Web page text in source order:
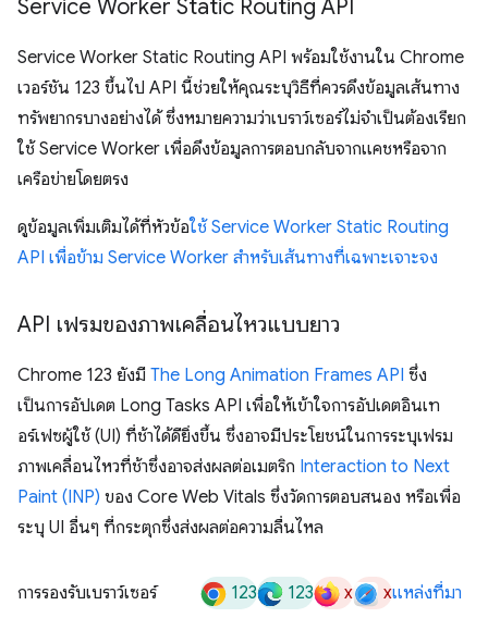
Service Worker Static Routing API
Service Worker Static Routing API พร้อมใช้งานใน Chrome
เวอร์ชัน 123 ขึ้นไป API นี้ช่วยให้คุณระบุวิธีที่ควรดึงข้อมูลเส้นทาง
ทรัพยากรบางอย่างได้ ซึ่งหมายความว่าเบราว์เซอร์ไม่จําเป็นต้องเรียก
ใช้ Service Worker เพื่อดึงข้อมูลการตอบกลับจากแคชหรือจาก
เครือข่ายโดยตรง
ดูข้อมูลเพิ่มเติมได้ที่หัวข้อใช้ Service Worker Static Routing
API เพื่อข้าม Service Worker สำหรับเส้นทางที่เฉพาะเจาะจง
API เฟรมของภาพเคลื่อนไหวแบบยาว
Chrome 123 ยังมี The Long Animation Frames API ซึ่ง
เป็นการอัปเดต Long Tasks API เพื่อให้เข้าใจการอัปเดตอินเท
อร์เฟซผู้ใช้ (UI) ที่ช้าได้ดียิ่งขึ้น ซึ่งอาจมีประโยชน์ในการระบุเฟรม
ภาพเคลื่อนไหวที่ช้าซึ่งอาจส่งผลต่อเมตริก Interaction to Next
Paint (INP) ของ Core Web Vitals ซึ่งวัดการตอบสนอง หรือเพื่อ
ระบุ UI อื่นๆ ที่กระตุกซึ่งส่งผลต่อความลื่นไหล
การรองรับเบราว์เซอร์ 123 123 x xแหล่งที่มา